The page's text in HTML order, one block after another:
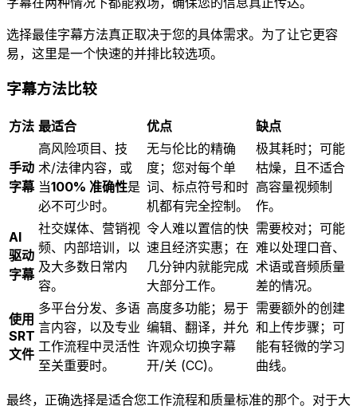
选择最佳字幕方法真正取决于您的具体需求。为了让它更容
易，这里是一个快速的并排比较选项。
字幕方法比较
方法 最适合 优点 缺点
手动
字幕
高风险项目、技
术/法律内容，或
当100% 准确性是
必不可少时。
无与伦比的精确
度；您对每个单
词、标点符号和时
机都有完全控制。
极其耗时；可能
枯燥，且不适合
高容量视频制
作。
AI
驱动
字幕
社交媒体、营销视
频、内部培训，以
及大多数日常内
容。
令人难以置信的快
速且经济实惠；在
几分钟内就能完成
大部分工作。
需要校对；可能
难以处理口音、
术语或音频质量
差的情况。
使用
SRT
文件
多平台分发、多语
言内容，以及专业
工作流程中灵活性
至关重要时。
高度多功能；易于
编辑、翻译，并允
许观众切换字幕
开/关 (CC)。
需要额外的创建
和上传步骤；可
能有轻微的学习
曲线。
最终，正确选择是适合您工作流程和质量标准的那个。对于大